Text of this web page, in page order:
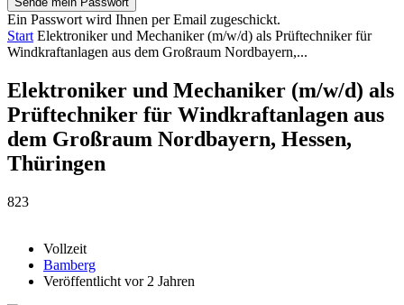
Ein Passwort wird Ihnen per Email zugeschickt.
Start Elektroniker und Mechaniker (m/w/d) als Prüftechniker für
Windkraftanlagen aus dem Großraum Nordbayern,...
Elektroniker und Mechaniker (m/w/d) als
Prüftechniker für Windkraftanlagen aus
dem Großraum Nordbayern, Hessen,
Thüringen
823
Vollzeit
Bamberg
Veröffentlicht vor 2 Jahren